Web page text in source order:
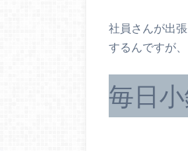
社員さんが出
するんですが、
毎日